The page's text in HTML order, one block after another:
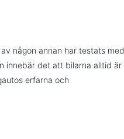
någon annan har testats med
innebär det att bilarna alltid är
erfarna och